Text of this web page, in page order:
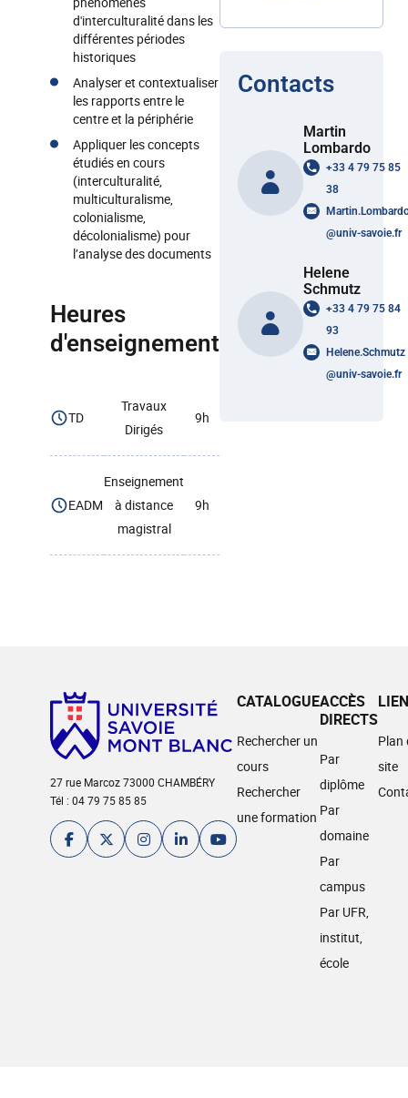
d'interculturalité dans les
différentes périodes
historiques
Analyser et contextualiser
les rapports entre le
centre et la périphérie
Appliquer les concepts
étudiés en cours
(interculturalité,
multiculturalisme,
colonialisme,
décolonialisme) pour
l’analyse des documents
Heures
d'enseignement
TD
Travaux
Dirigés
9h
EADM
Enseignement
à distance
magistral
9h
Contacts
Martin
Lombardo
+33 4 79 75 85
38
@univ-savoie.fr
Helene
Schmutz
+33 4 79 75 84
93
Helene.Schmutz
@univ-savoie.fr
27 rue Marcoz 73000 CHAMBÉRY
Tél : 04 79 75 85 85
CATALOGUE
Rechercher un
cours
Rechercher
une formation
ACCÈS
DIRECTS
Par
diplôme
Par
domaine
Par
campus
Par UFR,
institut,
école
Plan
site